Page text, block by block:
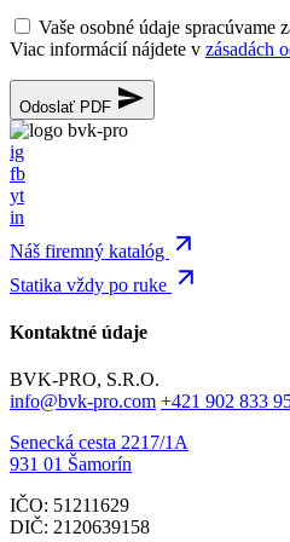
Vaše osobné údaje spracúvame
Viac informácií nájdete v zásadách
Odoslať PDF
ig
fb
yt
in
Náš firemný katalóg
Statika vždy po ruke
Kontaktné údaje
BVK-PRO, S.R.O.
info@bvk-pro.com +421 902 833
Senecká cesta 2217/1A
931 01 Šamorín
IČO: 51211629
DIČ: 2120639158